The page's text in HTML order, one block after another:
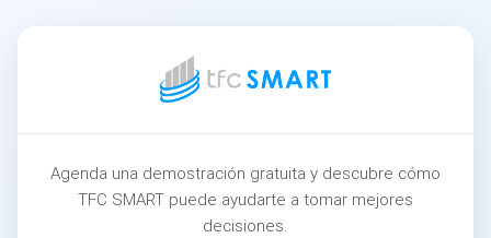
Agenda una demostración gratuita y descubre cómo
TFC SMART puede ayudarte a tomar mejores
decisiones.